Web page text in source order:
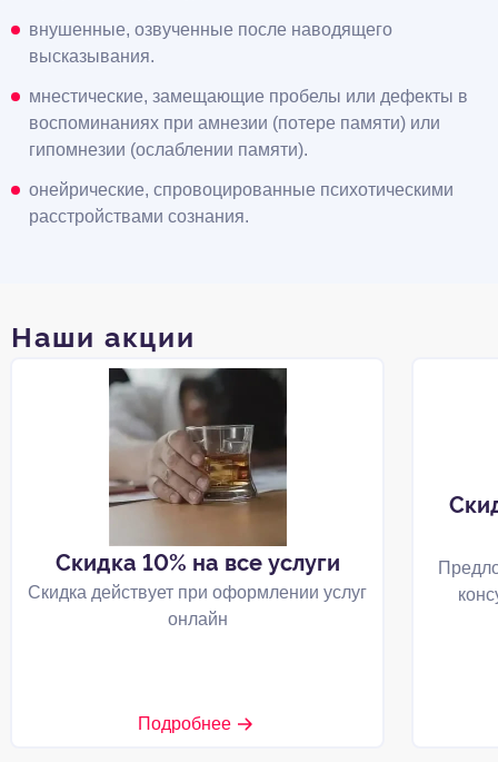
внушенные, озвученные после наводящего
высказывания.
мнестические, замещающие пробелы или дефекты в
воспоминаниях при амнезии (потере памяти) или
гипомнезии (ослаблении памяти).
онейрические, спровоцированные психотическими
расстройствами сознания.
Наши акции
Скидка 10% на все услуги
Скидка действует при оформлении услуг
онлайн
Подробнее